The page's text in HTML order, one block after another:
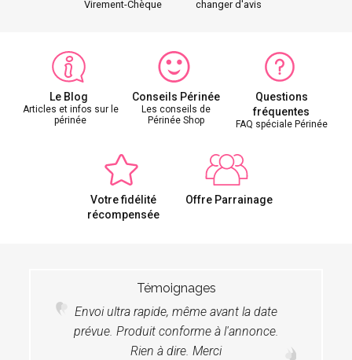
Virement-Chèque
changer d'avis
Le Blog
Articles et infos sur le
périnée
Conseils Périnée
Les conseils de
Périnée Shop
Questions
fréquentes
FAQ spéciale Périnée
Votre fidélité
récompensée
Offre Parrainage
Témoignages
Envoi ultra rapide, même avant la date
prévue. Produit conforme à l'annonce.
Rien à dire. Merci